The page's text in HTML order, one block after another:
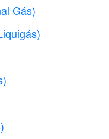
Gás)